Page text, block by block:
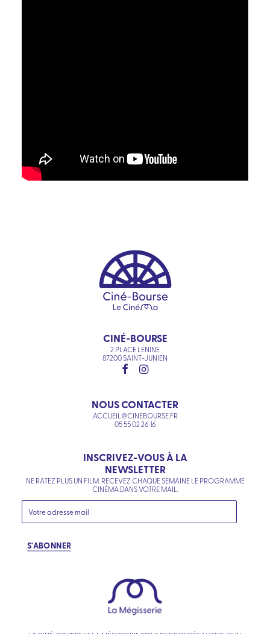
CINÉ-BOURSE
2 PLACE LÉNINE
87200 SAINT-JUNIEN
NOUS CONTACTER
ACCUEIL@CINEBOURSE.FR
05 55 02 26 16
INSCRIVEZ-VOUS À LA
NEWSLETTER
NE RATEZ PLUS UN FILM. RECEVEZ CHAQUE SEMAINE LE PROGRAMME
CINÉMA DANS VOTRE MAIL.
S'ABONNER